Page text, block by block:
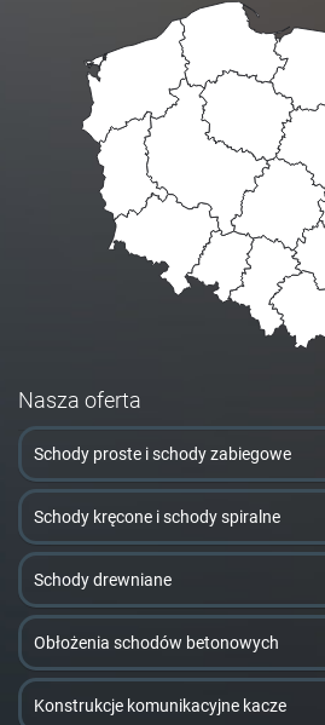
Nasza oferta
Schody proste i schody zabiegowe
Schody kręcone i schody spiralne
Schody drewniane
Obłożenia schodów betonowych
Konstrukcje komunikacyjne kacze